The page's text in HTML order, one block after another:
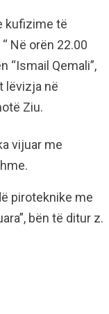
kufizime të
Në orën 22.00
“Ismail Qemali”,
lëvizja në
Ziu.
vijuar me
piroteknike me
bën të ditur z.